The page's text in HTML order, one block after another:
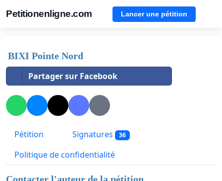
Petitionenligne.com Lancer une pétition
BIXI Pointe Nord
Partager sur Facebook
Pétition Signatures 36
Politique de confidentialité